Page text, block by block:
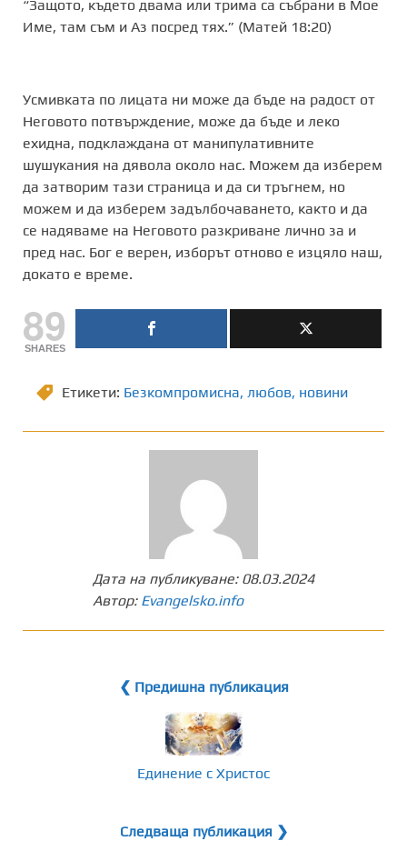
“Защото, където двама или трима са събрани в Мое
Име, там съм и Аз посред тях.” (Матей‬ ‭18‬:‭20)‬ ‭
Усмивката по лицата ни може да бъде на радост от
Неговото потвърждение, може да бъде и леко
ехидна, подклаждана от манипулативните
шушукания на дявола около нас. Можем да изберем
да затворим тази страница и да си тръгнем, но
можем и да изберем задълбочаването, както и да
се надяваме на Неговото разкриване лично за и
пред нас. Бог е верен, изборът отново е изцяло наш,
докато е време.
89
SHARES
Етикети: Безкомпромисна, любов, новини
Дата на публикуване: 08.03.2024
Автор: Evangelsko.info
❮ Предишна публикация
Единение с Христос
Следваща публикация ❯